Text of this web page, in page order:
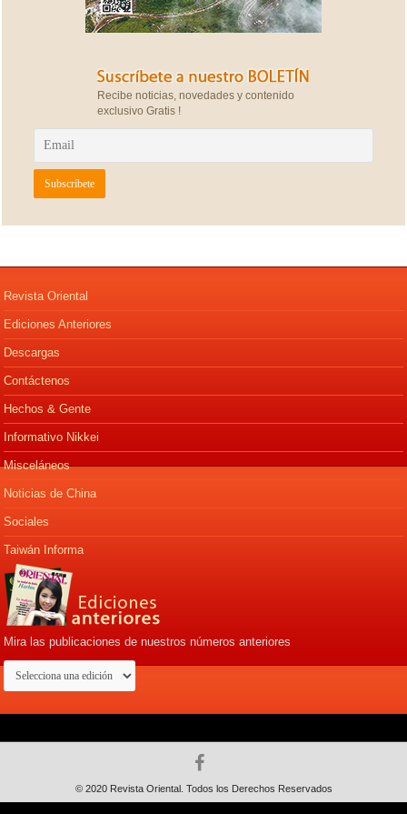
Recibe noticias, novedades y contenido
exclusivo Gratis !
Revista Oriental
Ediciones Anteriores
Descargas
Contáctenos
Hechos & Gente
Informativo Nikkei
Misceláneos
Noticias de China
Sociales
Taiwán Informa
Mira las publicaciones de nuestros números anteriores
© 2020 Revista Oriental. Todos los Derechos Reservados